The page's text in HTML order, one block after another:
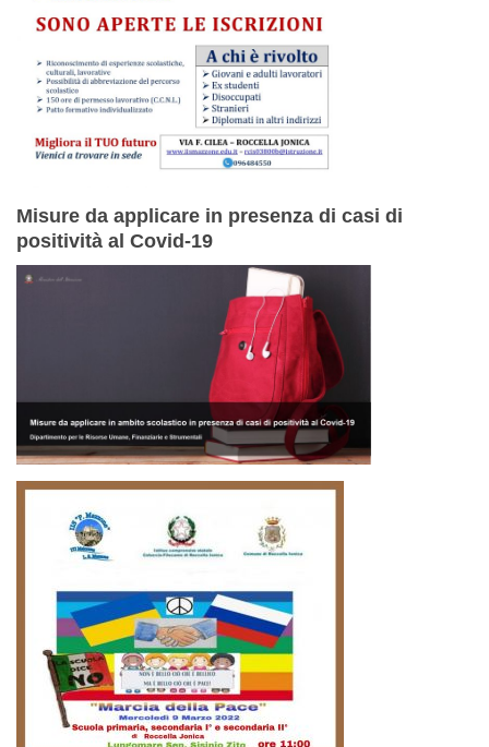
Misure da applicare in presenza di casi di
positività al Covid-19